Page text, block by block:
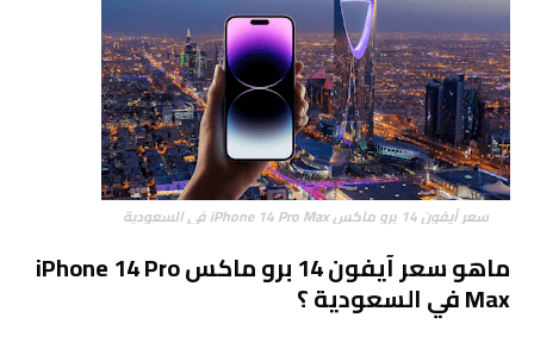
سعر آيفون 14 برو ماكس iPhone 14 Pro Max في السعودية
ماهو سعر آيفون 14 برو ماكس iPhone 14 Pro
Max في السعودية ؟